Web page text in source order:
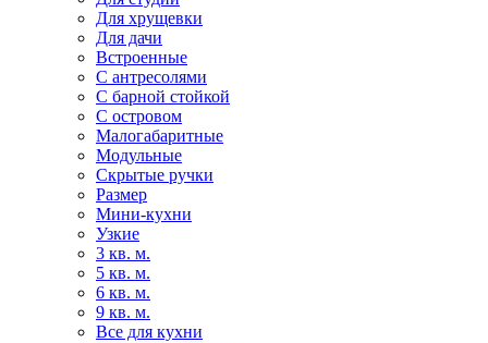
Для хрущевки
Для дачи
Встроенные
С антресолями
С барной стойкой
С островом
Малогабаритные
Модульные
Скрытые ручки
Размер
Мини-кухни
Узкие
3 кв. м.
5 кв. м.
6 кв. м.
9 кв. м.
Все для кухни